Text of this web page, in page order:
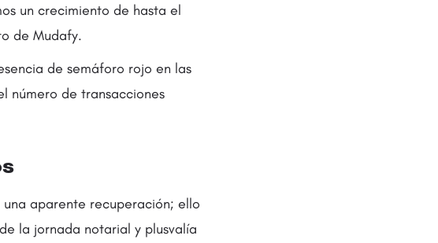
un crecimiento de hasta el
de Mudafy.
de semáforo rojo en las
número de transacciones
aparente recuperación; ello
la jornada notarial y plusvalía